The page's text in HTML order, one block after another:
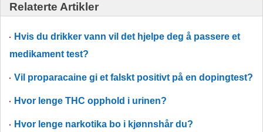
Relaterte Artikler
Hvis du drikker vann vil det hjelpe deg å passere et
medikament test?
Vil proparacaine gi et falskt positivt på en dopingtest?
Hvor lenge THC opphold i urinen?
Hvor lenge narkotika bo i kjønnshår du?